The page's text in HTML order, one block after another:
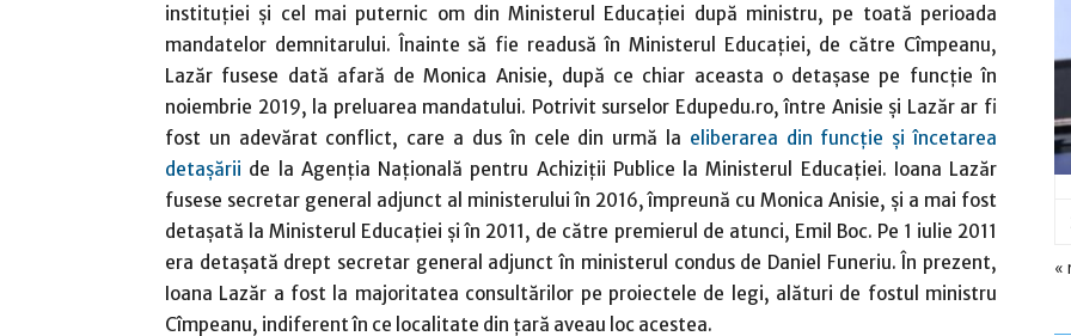
instituției și cel mai puternic om din Ministerul Educației după ministru, pe toată perioada
mandatelor demnitarului. Înainte să fie readusă în Ministerul Educației, de către Cîmpeanu,
Lazăr fusese dată afară de Monica Anisie, după ce chiar aceasta o detașase pe funcție în
noiembrie 2019, la preluarea mandatului. Potrivit surselor Edupedu.ro, între Anisie și Lazăr ar fi
fost un adevărat conflict, care a dus în cele din urmă la eliberarea din funcție și încetarea
detașării de la Agenția Națională pentru Achiziții Publice la Ministerul Educației. Ioana Lazăr
fusese secretar general adjunct al ministerului în 2016, împreună cu Monica Anisie, și a mai fost
detașată la Ministerul Educației și în 2011, de către premierul de atunci, Emil Boc. Pe 1 iulie 2011
era detașată drept secretar general adjunct în ministerul condus de Daniel Funeriu. În prezent,
Ioana Lazăr a fost la majoritatea consultărilor pe proiectele de legi, alături de fostul ministru
Cîmpeanu, indiferent în ce localitate din țară aveau loc acestea.
«